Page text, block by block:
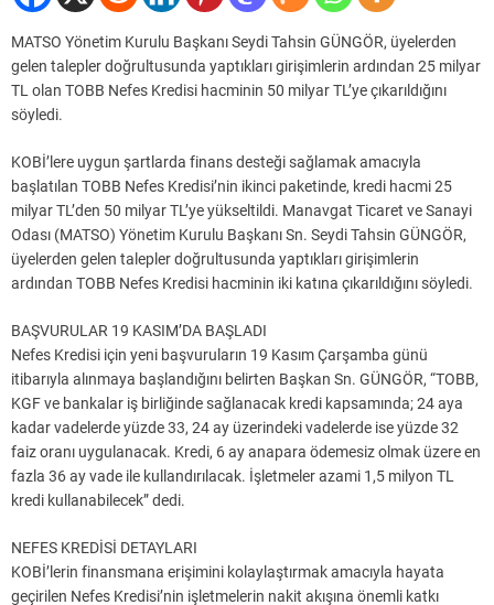
MATSO Yönetim Kurulu Başkanı Seydi Tahsin GÜNGÖR, üyelerden
gelen talepler doğrultusunda yaptıkları girişimlerin ardından 25 milyar
TL olan TOBB Nefes Kredisi hacminin 50 milyar TL’ye çıkarıldığını
söyledi.
KOBİ’lere uygun şartlarda finans desteği sağlamak amacıyla
başlatılan TOBB Nefes Kredisi’nin ikinci paketinde, kredi hacmi 25
milyar TL’den 50 milyar TL’ye yükseltildi. Manavgat Ticaret ve Sanayi
Odası (MATSO) Yönetim Kurulu Başkanı Sn. Seydi Tahsin GÜNGÖR,
üyelerden gelen talepler doğrultusunda yaptıkları girişimlerin
ardından TOBB Nefes Kredisi hacminin iki katına çıkarıldığını söyledi.
BAŞVURULAR 19 KASIM’DA BAŞLADI
Nefes Kredisi için yeni başvuruların 19 Kasım Çarşamba günü
itibarıyla alınmaya başlandığını belirten Başkan Sn. GÜNGÖR, “TOBB,
KGF ve bankalar iş birliğinde sağlanacak kredi kapsamında; 24 aya
kadar vadelerde yüzde 33, 24 ay üzerindeki vadelerde ise yüzde 32
faiz oranı uygulanacak. Kredi, 6 ay anapara ödemesiz olmak üzere en
fazla 36 ay vade ile kullandırılacak. İşletmeler azami 1,5 milyon TL
kredi kullanabilecek” dedi.
NEFES KREDİSİ DETAYLARI
KOBİ’lerin finansmana erişimini kolaylaştırmak amacıyla hayata
geçirilen Nefes Kredisi’nin işletmelerin nakit akışına önemli katkı